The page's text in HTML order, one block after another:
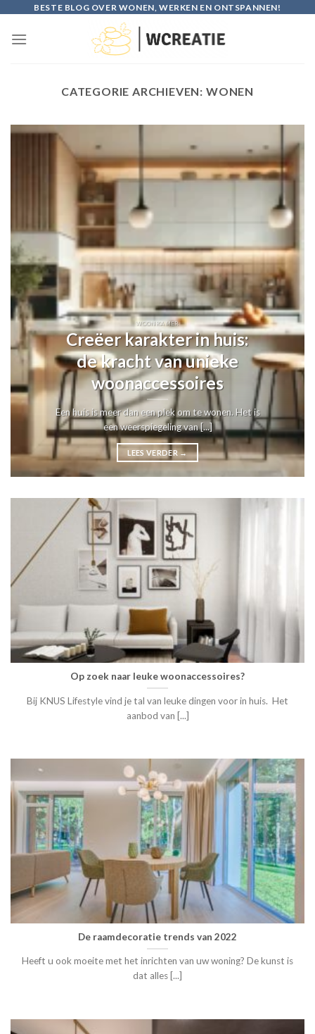
content
BESTE BLOG OVER WONEN, WERKEN EN ONTSPANNEN!
CATEGORIE ARCHIEVEN: WONEN
WOONKAMER
Creëer karakter in huis:
de kracht van unieke
woonaccessoires
Een huis is meer dan een plek om te wonen. Het is
een weerspiegeling van [...]
LEES VERDER→
Op zoek naar leuke woonaccessoires?
Bij KNUS Lifestyle vind je tal van leuke dingen voor in huis. Het
aanbod van [...]
De raamdecoratie trends van 2022
Heeft u ook moeite met het inrichten van uw woning? De kunst is
dat alles [...]